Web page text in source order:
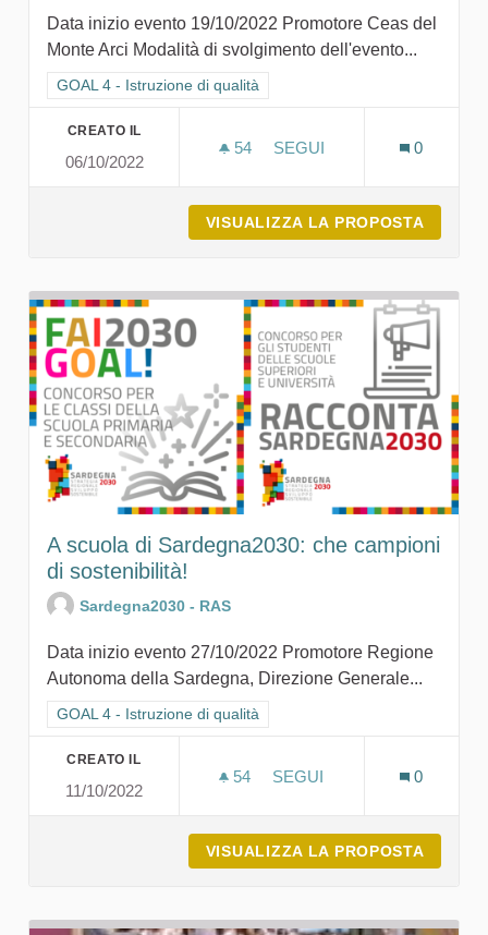
Data inizio evento 19/10/2022 Promotore Ceas del
Monte Arci Modalità di svolgimento dell'evento...
Filtra i risultati per categoria: GOAL 4 - Istruzione di qualità
GOAL 4 - Istruzione di qualità
CREATO IL
06/10/2022
54 54 SOSTENITORI
SEGUI
0
VISUALIZZA LA PROPOSTA
A scuola di Sardegna2030: che campioni
di sostenibilità!
Sardegna2030 - RAS
Data inizio evento 27/10/2022 Promotore Regione
Autonoma della Sardegna, Direzione Generale...
Filtra i risultati per categoria: GOAL 4 - Istruzione di qualità
GOAL 4 - Istruzione di qualità
CREATO IL
11/10/2022
54 54 SOSTENITORI
SEGUI
0
VISUALIZZA LA PROPOSTA